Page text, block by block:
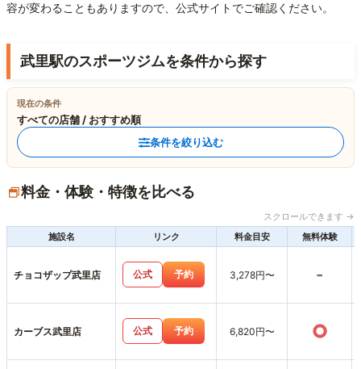
容が変わることもありますので、公式サイトでご確認ください。
武里駅のスポーツジムを条件から探す
現在の条件
すべての店舗 / おすすめ順
条件を絞り込む
料金・体験・特徴を比べる
スクロールできます →
施設名
リンク 料金目安 無料体験
チョコザップ武里店 公式 予約 3,278円〜 -
カーブス武里店 公式 予約 6,820円〜 ○